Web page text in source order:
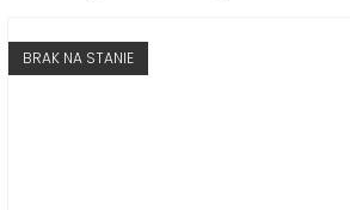
BRAK NA STANIE